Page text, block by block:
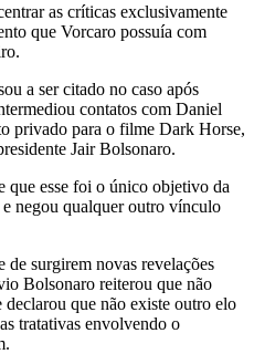
as críticas exclusivamente
que Vorcaro possuía com
a ser citado no caso após
contatos com Daniel
privado para o filme Dark Horse,
Jair Bolsonaro.
que esse foi o único objetivo da
negou qualquer outro vínculo
de surgirem novas revelações
Bolsonaro reiterou que não
que não existe outro elo
tratativas envolvendo o